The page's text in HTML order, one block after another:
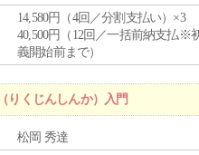
14,580円（4回／分割支払い）×3
40,500円（12回／一括前納支払※
義開始前まで）
りくじんしんか）入門
松岡 秀達